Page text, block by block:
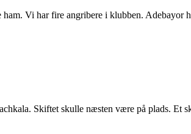
Vi har fire angribere i klubben. Adebayor
Skiftet skulle næsten være på plads. Et